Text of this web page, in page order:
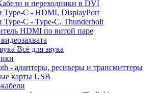
и переходники в DVI
Type-C - HDMI, DisplayPort
Type-C - Type-C, Thunderbolt
HDMI по витой паре
Всё для звука
- адаптеры, ресиверы и трансмиттеры
карты USB